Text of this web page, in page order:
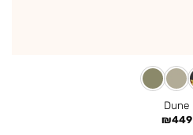
Dune
₪449